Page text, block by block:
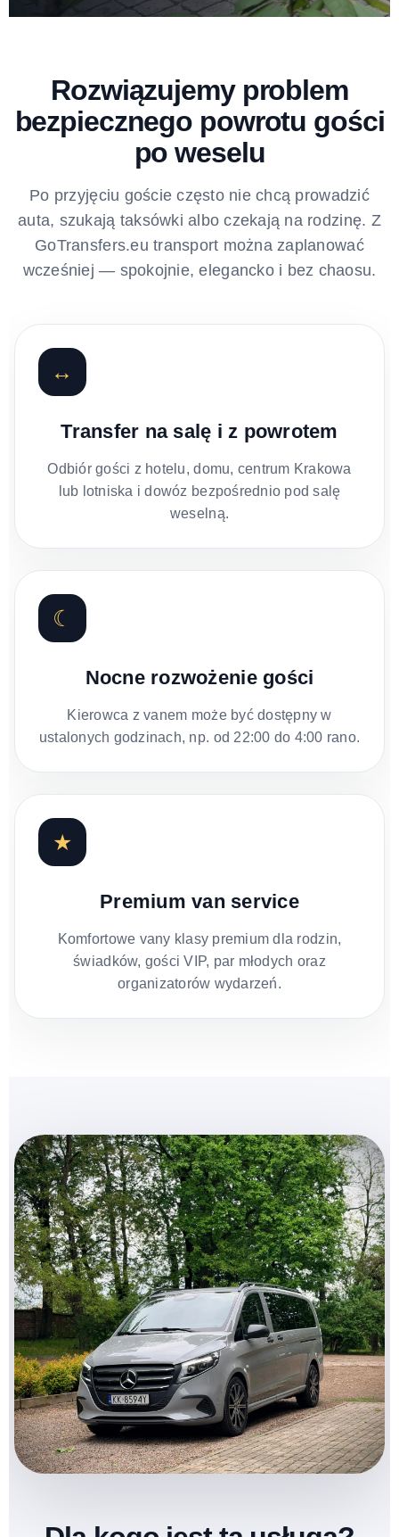
Rozwiązujemy problem
bezpiecznego powrotu gości
po weselu
Po przyjęciu goście często nie chcą prowadzić
auta, szukają taksówki albo czekają na rodzinę. Z
GoTransfers.eu transport można zaplanować
wcześniej — spokojnie, elegancko i bez chaosu.
↔
Transfer na salę i z powrotem
Odbiór gości z hotelu, domu, centrum Krakowa
lub lotniska i dowóz bezpośrednio pod salę
weselną.
☾
Nocne rozwożenie gości
Kierowca z vanem może być dostępny w
ustalonych godzinach, np. od 22:00 do 4:00 rano.
★
Premium van service
Komfortowe vany klasy premium dla rodzin,
świadków, gości VIP, par młodych oraz
organizatorów wydarzeń.